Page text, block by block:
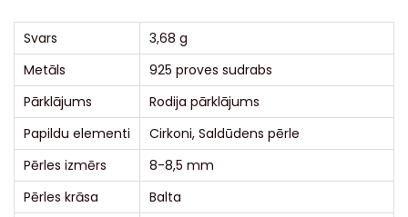
Svars
3,68 g
Metāls
925 proves sudrabs
Pārklājums
Rodija pārklājums
Papildu elementi
Cirkoni, Saldūdens pērle
Pērles izmērs
8-8,5 mm
Pērles krāsa
Balta